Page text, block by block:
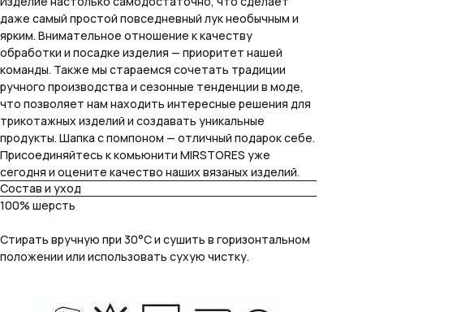
даже самый простой повседневный лук необычным и
ярким. Внимательное отношение к качеству
обработки и посадке изделия — приоритет нашей
команды. Также мы стараемся сочетать традиции
ручного производства и сезонные тенденции в моде,
что позволяет нам находить интересные решения для
трикотажных изделий и создавать уникальные
продукты. Шапка с помпоном — отличный подарок себе.
Присоединяйтесь к комьюнити MIRSTORES уже
сегодня и оцените качество наших вязаных изделий.
Состав и уход
100% шерсть
Стирать вручную при 30°C и сушить в горизонтальном
положении или использовать сухую чистку.